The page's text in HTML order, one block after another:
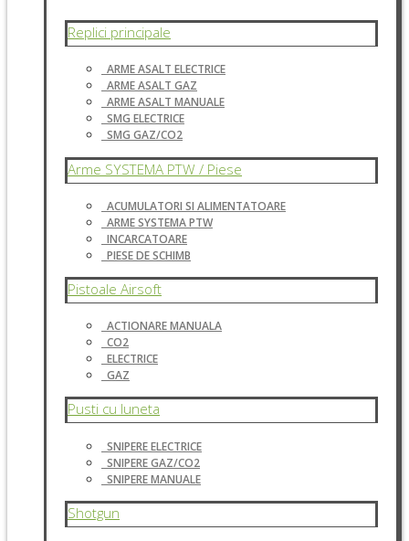
Replici principale
ARME ASALT ELECTRICE
ARME ASALT GAZ
ARME ASALT MANUALE
SMG ELECTRICE
SMG GAZ/CO2
Arme SYSTEMA PTW / Piese
ACUMULATORI SI ALIMENTATOARE
ARME SYSTEMA PTW
INCARCATOARE
PIESE DE SCHIMB
Pistoale Airsoft
ACTIONARE MANUALA
CO2
ELECTRICE
GAZ
Pusti cu luneta
SNIPERE ELECTRICE
SNIPERE GAZ/CO2
SNIPERE MANUALE
Shotgun